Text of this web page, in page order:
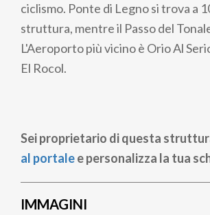
ciclismo. Ponte di Legno si trova a
struttura, mentre il Passo del
L'Aeroporto più vicino è Orio Al
El Rocol.
Sei proprietario di questa
al portalee personalizza la tua
IMMAGINI